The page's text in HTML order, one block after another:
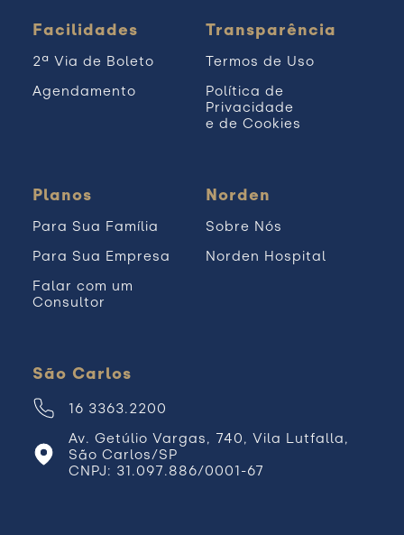
Facilidades
2ª Via de Boleto
Agendamento
Transparência
Termos de Uso
Política de
Privacidade
e de Cookies
Planos
Para Sua Família
Para Sua Empresa
Falar com um
Consultor
Norden
Sobre Nós
Norden Hospital
São Carlos
16 3363.2200
Av. Getúlio Vargas, 740, Vila Lutfalla,
São Carlos/SP
CNPJ: 31.097.886/0001-67